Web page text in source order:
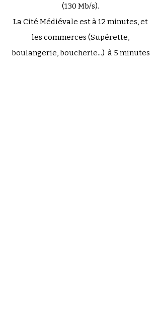
(130 Mb/s).
La Cité Médiévale est à 12 minutes, et
les commerces (Supérette,
boulangerie, boucherie...) à 5 minutes